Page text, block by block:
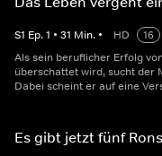
S1 Ep.1 • 31 Min. • HD
16
Als sein beruflicher Erfolg
überschattet wird, sucht der
Dabei scheint er auf eine
Es gibt jetzt fünf Rons